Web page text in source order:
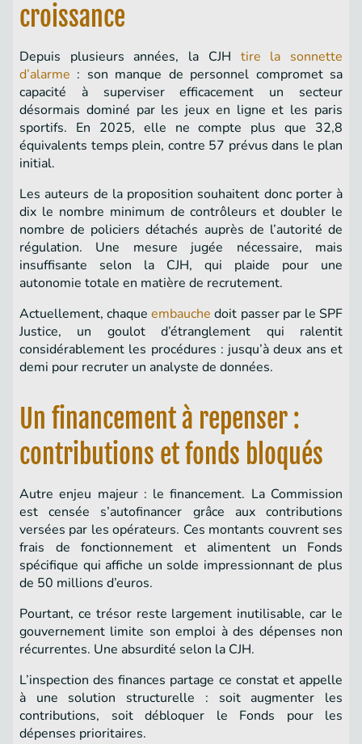
croissance
Depuis plusieurs années, la CJH tire la sonnette
d’alarme : son manque de personnel compromet sa
capacité à superviser efficacement un secteur
désormais dominé par les jeux en ligne et les paris
sportifs. En 2025, elle ne compte plus que 32,8
équivalents temps plein, contre 57 prévus dans le plan
initial.
Les auteurs de la proposition souhaitent donc porter à
dix le nombre minimum de contrôleurs et doubler le
nombre de policiers détachés auprès de l’autorité de
régulation. Une mesure jugée nécessaire, mais
insuffisante selon la CJH, qui plaide pour une
autonomie totale en matière de recrutement.
Actuellement, chaqueembauche doit passer par le SPF
Justice, un goulot d’étranglement qui ralentit
considérablement les procédures : jusqu’à deux ans et
demi pour recruter un analyste de données.
Un financement à repenser :
contributions et fonds bloqués
Autre enjeu majeur : le financement. La Commission
est censée s’autofinancer grâce aux contributions
versées par les opérateurs. Ces montants couvrent ses
frais de fonctionnement et alimentent un Fonds
spécifique qui affiche un solde impressionnant de plus
de 50 millions d’euros.
Pourtant, ce trésor reste largement inutilisable, car le
gouvernement limite son emploi à des dépenses non
récurrentes. Une absurdité selon la CJH.
L’inspection des finances partage ce constat et appelle
à une solution structurelle : soit augmenter les
contributions, soit débloquer le Fonds pour les
dépenses prioritaires.